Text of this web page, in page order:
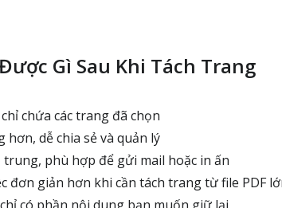
Gì Sau Khi Tách Trang
chứa các trang đã chọn
hơn, dễ chia sẻ và quản lý
trung, phù hợp để gửi mail hoặc in ấn
đơn giản hơn khi cần tách trang từ file PDF